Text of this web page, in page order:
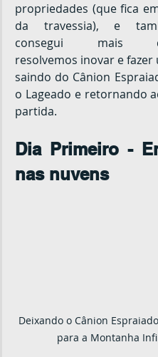
propriedades (que fica
da travessia), e
consegui mais
resolvemos inovar e
saindo do Cânion
o Lageado e retornando
partida.
Dia Primeiro -
nas nuvens
Deixando o Cânion
para a Montanha